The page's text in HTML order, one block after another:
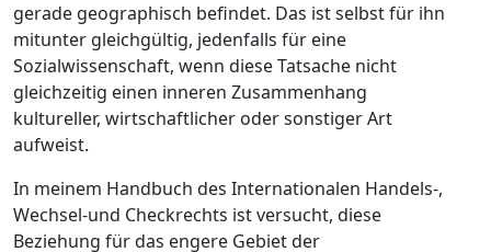
gerade geographisch befindet. Das ist selbst für ihn
mitunter gleichgültig, jedenfalls für eine
Sozialwissenschaft, wenn diese Tatsache nicht
gleichzeitig einen inneren Zusammenhang
kultureller, wirtschaftlicher oder sonstiger Art
aufweist.
In meinem Handbuch des Internationalen Handels-,
Wechsel-und Checkrechts ist versucht, diese
Beziehung für das engere Gebiet der